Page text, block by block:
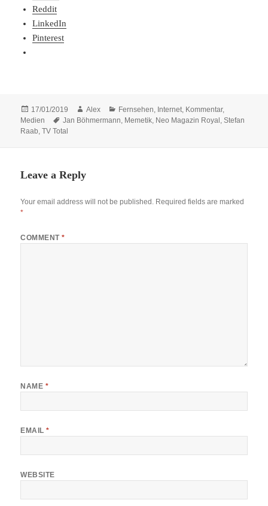
Reddit
LinkedIn
Pinterest
Posted
on
17/01/2019 Author
Alex Categories
Fernsehen, Internet, Kommentar,
Medien
Tags
Jan Böhmermann, Memetik, Neo Magazin Royal ,Stefan
Raab,TV Total
Leave a Reply
Your email address will not be published. Required fields are marked
*
COMMENT*
NAME *
EMAIL*
WEBSITE